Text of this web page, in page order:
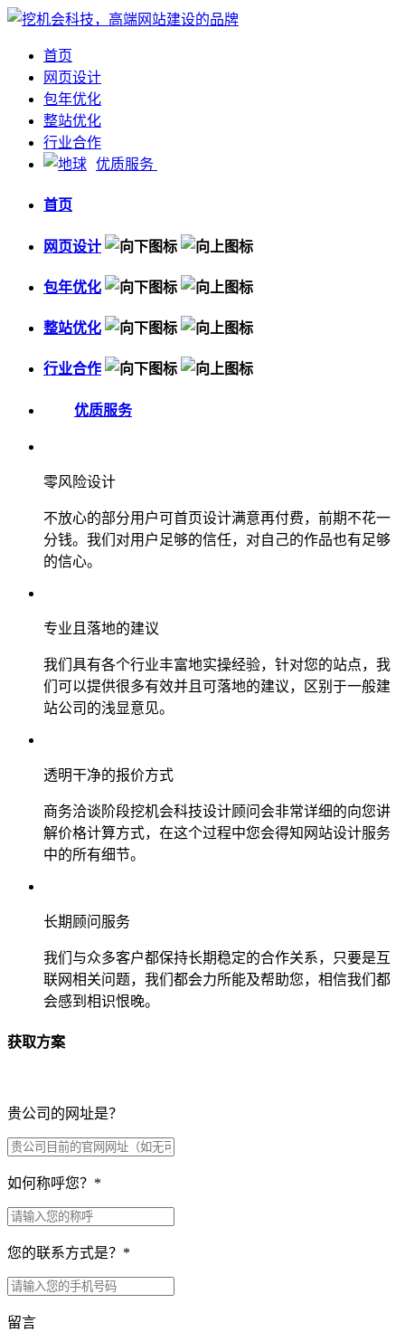
首页
网页设计
包年优化
整站优化
行业合作
优质服务
首页
网页设计
包年优化
整站优化
行业合作
优质服务
零风险设计
不放心的部分用户可首页设计满意再付费，前期不花一
分钱。我们对用户足够的信任，对自己的作品也有足够
的信心。
专业且落地的建议
我们具有各个行业丰富地实操经验，针对您的站点，我
们可以提供很多有效并且可落地的建议，区别于一般建
站公司的浅显意见。
透明干净的报价方式
商务洽谈阶段挖机会科技设计顾问会非常详细的向您讲
解价格计算方式，在这个过程中您会得知网站设计服务
中的所有细节。
长期顾问服务
我们与众多客户都保持长期稳定的合作关系，只要是互
联网相关问题，我们都会力所能及帮助您，相信我们都
会感到相识恨晚。
获取方案
贵公司的网址是？
如何称呼您？ *
您的联系方式是？ *
留言